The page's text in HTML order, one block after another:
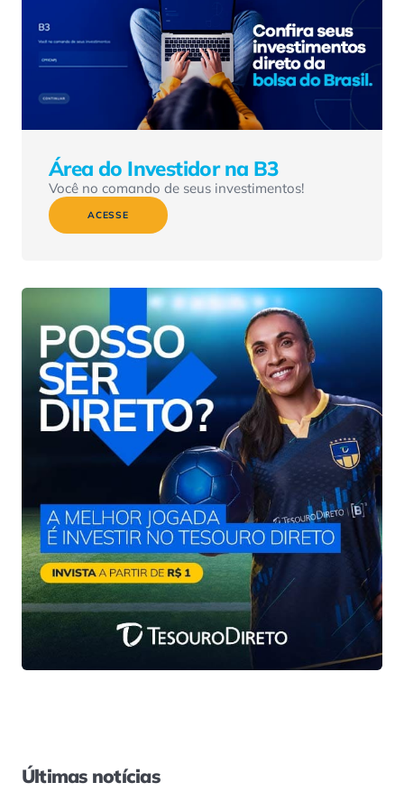
Área do Investidor na B3
Você no comando de seus investimentos!
ACESSE
Últimas notícias